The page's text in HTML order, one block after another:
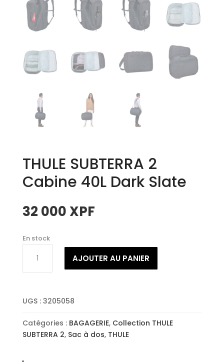
THULE SUBTERRA 2
Cabine 40L Dark Slate
32 000 XPF
En stock
THULE
Cabine
AJOUTER AU PANIER
UGS : 3205058
Catégories : BAGAGERIE, Collection THULE
SUBTERRA 2, Sac à dos, THULE